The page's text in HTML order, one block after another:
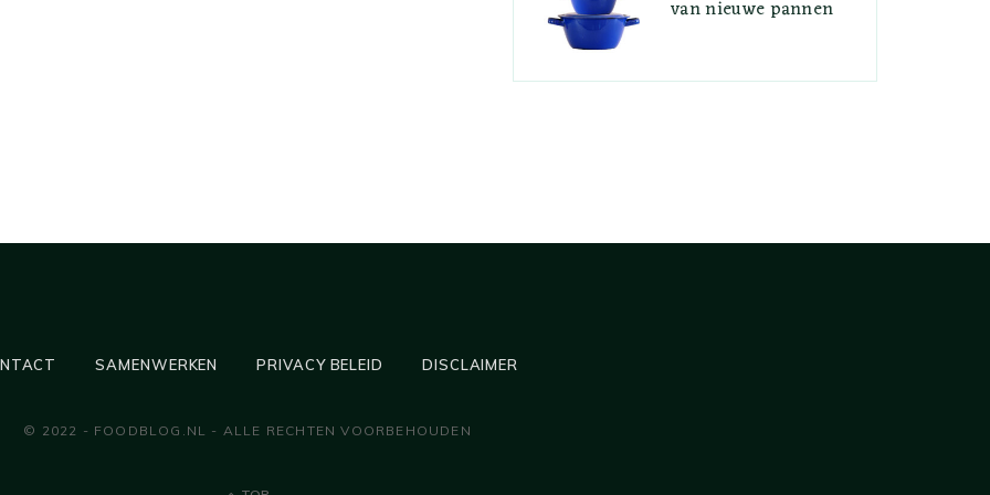
van nieuwe pannen
SAMENWERKEN PRIVACY BELEID DISCLAIMER
© 2022 - FOODBLOG.NL - ALLE RECHTEN VOORBEHOUDEN